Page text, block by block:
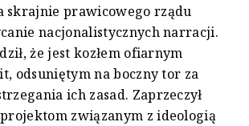
skrajnie prawicowego rządu
nacjonalistycznych narracji.
że jest kozłem ofiarnym
odsuniętym na boczny tor za
ich zasad. Zaprzeczył
związanym z ideologią